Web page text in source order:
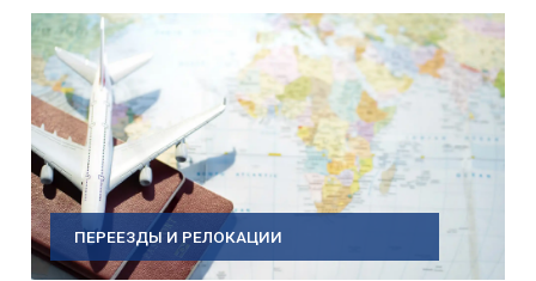
ПЕРЕЕЗДЫ И РЕЛОКАЦИИ